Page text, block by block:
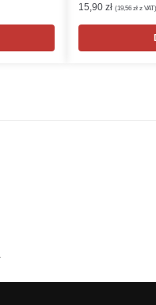
15,90 zł (19,56 zł z VAT)